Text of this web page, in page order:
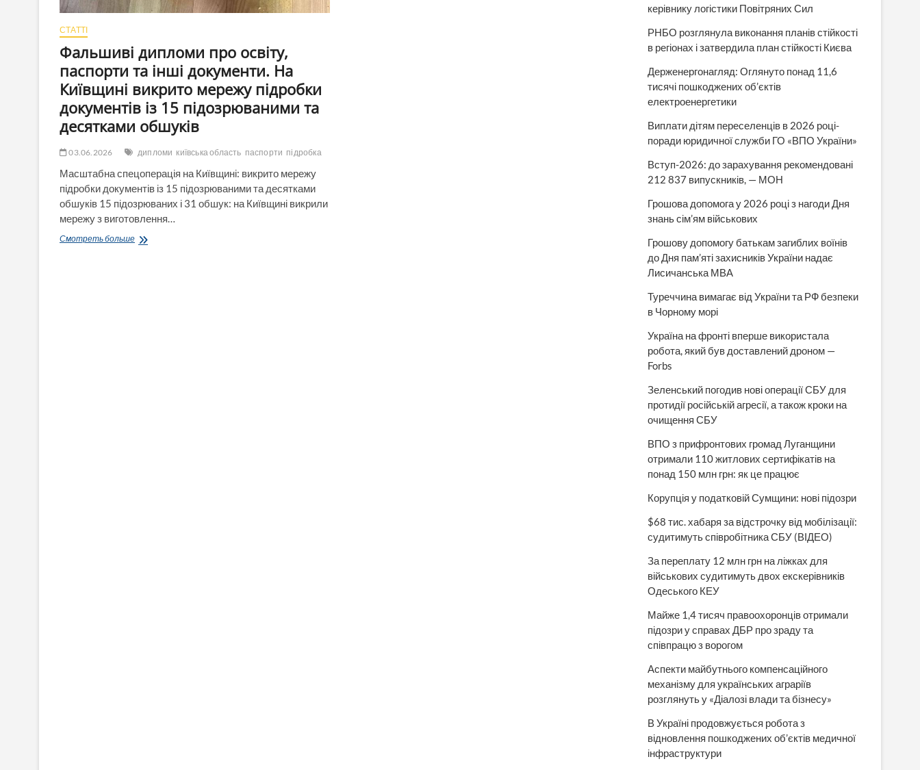
СТАТТІ
Фальшиві дипломи про освіту,
паспорти та інші документи. На
Київщині викрито мережу підробки
документів із 15 підозрюваними та
десятками обшуків
03.06.2026 дипломи київська область паспорти підробка
Масштабна спецоперація на Київщині: викрито мережу
підробки документів із 15 підозрюваними та десятками
обшуків 15 підозрюваних і 31 обшук: на Київщині викрили
мережу з виготовлення…
Смотреть большеФальшиві
керівнику логістики Повітряних Сил
РНБО розглянула виконання планів стійкості
в регіонах і затвердила план стійкості Києва
Держенергонагляд: Оглянуто понад 11,6
тисячі пошкоджених об’єктів
електроенергетики
Виплати дітям переселенців в 2026 році-
поради юридичної служби ГО «ВПО України»
Вступ-2026: до зарахування рекомендовані
212 837 випускників, — МОН
Грошова допомога у 2026 році з нагоди Дня
знань сім’ям військових
Грошову допомогу батькам загиблих воїнів
до Дня пам’яті захисників України надає
Лисичанська МВА
Туреччина вимагає від України та РФ безпеки
в Чорному морі
Україна на фронті вперше використала
робота, який був доставлений дроном —
Forbs
Зеленський погодив нові операції СБУ для
протидії російській агресії, а також кроки на
очищення СБУ
ВПО з прифронтових громад Луганщини
отримали 110 житлових сертифікатів на
понад 150 млн грн: як це працює
Корупція у податковій Сумщини: нові підозри
$68 тис. хабаря за відстрочку від мобілізації:
судитимуть співробітника СБУ (ВІДЕО)
За переплату 12 млн грн на ліжках для
військових судитимуть двох екскерівників
Одеського КЕУ
Майже 1,4 тисяч правоохоронців отримали
підозри у справах ДБР про зраду та
співпрацю з ворогом
Аспекти майбутнього компенсаційного
механізму для українських аграріїв
розглянуть у «Діалозі влади та бізнесу»
В Україні продовжується робота з
відновлення пошкоджених об’єктів медичної
інфраструктури